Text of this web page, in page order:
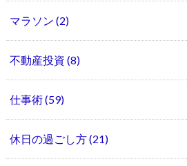
マラソン (2)
不動産投資 (8)
仕事術(59)
休日の過ごし方(21)